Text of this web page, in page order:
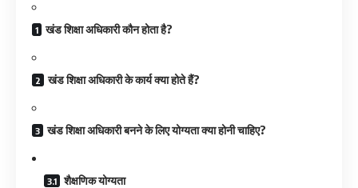
खंड शिक्षा अधिकारी कौन होता है?
खंड शिक्षा अधिकारी के कार्य क्या होते हैं?
खंड शिक्षा अधिकारी बनने के लिए योग्यता क्या होनी चाहिए?
शैक्षणिक योग्यता